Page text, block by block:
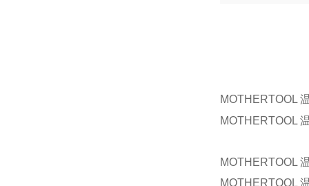
MOTHERTOOL
MOTHERTOOL
MOTHERTOOL
MOTHERTOOL